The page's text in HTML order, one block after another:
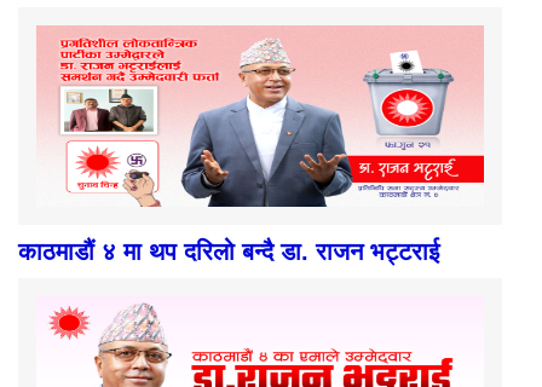
काठमाडौं ४ मा थप दरिलो बन्दै डा. राजन भट्टराई